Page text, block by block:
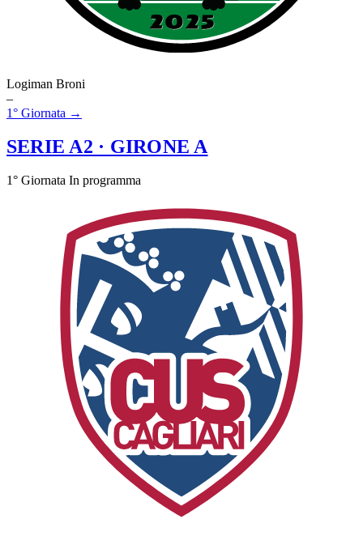
Logiman Broni
–
1° Giornata →
SERIE A2 · GIRONE A
1° Giornata In programma